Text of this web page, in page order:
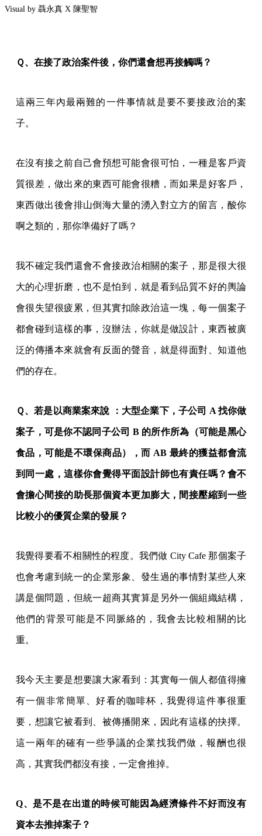
Visual by 聶永真 X 陳聖智
Ｑ、在接了政治案件後，你們還會想再接觸嗎？
這兩三年內最兩難的一件事情就是要不要接政治的案
子。
在沒有接之前自己會預想可能會很可怕，一種是客戶資
質很差，做出來的東西可能會很糟，而如果是好客戶，
東西做出後會排山倒海大量的湧入對立方的留言，酸你
啊之類的，那你準備好了嗎？
我不確定我們還會不會接政治相關的案子，那是很大很
大的心理折磨，也不是怕到，就是看到品質不好的輿論
會很失望很疲累，但其實扣除政治這一塊，每一個案子
都會碰到這樣的事，沒辦法，你就是做設計，東西被廣
泛的傳播本來就會有反面的聲音，就是得面對、知道他
們的存在。
Ｑ、若是以商業案來說 ：大型企業下，子公司 A 找你做
案子，可是你不認同子公司 B 的所作所為（可能是黑心
食品，可能是不環保商品），而 AB 最終的獲益都會流
到同一處，這樣你會覺得平面設計師也有責任嗎？會不
會擔心間接的助長那個資本更加膨大，間接壓縮到一些
比較小的優質企業的發展？
我覺得要看不相關性的程度。我們做 City Cafe 那個案子
也會考慮到統一的企業形象、發生過的事情對某些人來
講是個問題，但統一超商其實算是另外一個組織結構，
他們的背景可能是不同脈絡的，我會去比較相關的比
重。
我今天主要是想要讓大家看到：其實每一個人都值得擁
有一個非常簡單、好看的咖啡杯，我覺得這件事很重
要，想讓它被看到、被傳播開來，因此有這樣的抉擇。
這一兩年的確有一些爭議的企業找我們做，報酬也很
高，其實我們都沒有接，一定會推掉。
Q、是不是在出道的時候可能因為經濟條件不好而沒有
資本去推掉案子？